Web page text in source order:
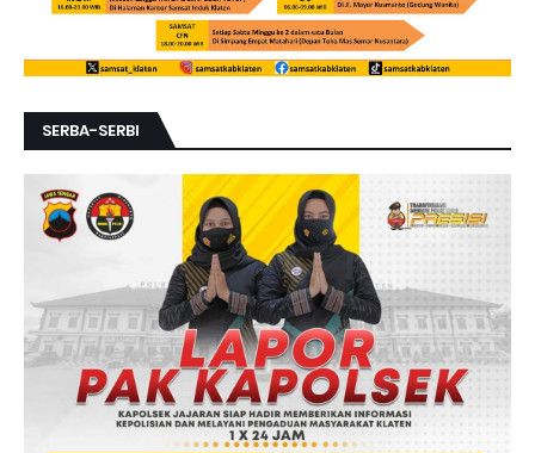
SERBA-SERBI